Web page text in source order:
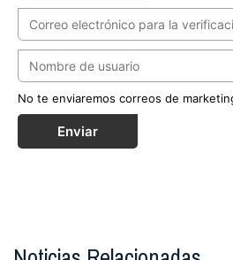
No te enviaremos correos de
Enviar